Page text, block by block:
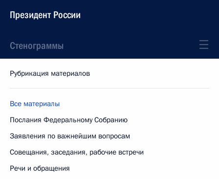
Президент России
Стенограммы
Рубрикация материалов
Все материалы
Послания Федеральному Собранию
Заявления по важнейшим вопросам
Совещания, заседания, рабочие встречи
Речи и обращения